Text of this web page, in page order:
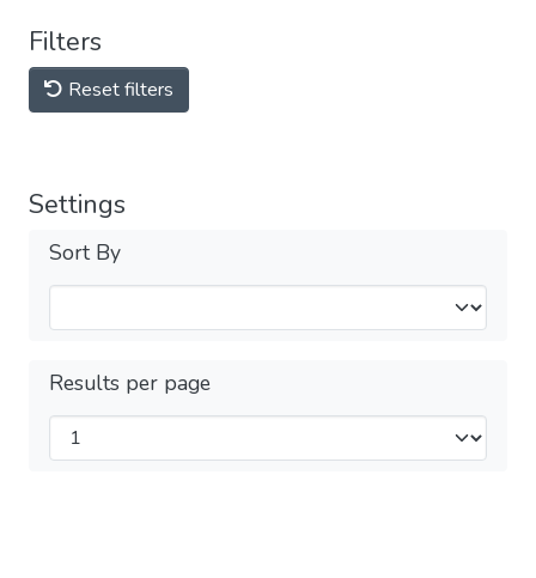
Filters
Reset filters
Settings
Sort By
Results per page